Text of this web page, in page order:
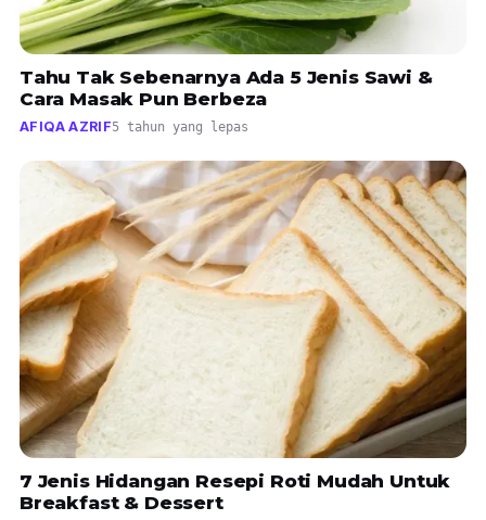
Tahu Tak Sebenarnya Ada 5 Jenis Sawi &
Cara Masak Pun Berbeza
AFIQA AZRIF5 tahun yang lepas
7 Jenis Hidangan Resepi Roti Mudah Untuk
Breakfast & Dessert